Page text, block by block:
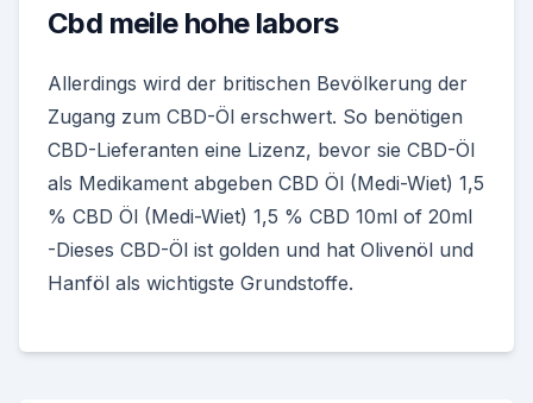
Cbd meile hohe labors
Allerdings wird der britischen Bevölkerung der
Zugang zum CBD-Öl erschwert. So benötigen
CBD-Lieferanten eine Lizenz, bevor sie CBD-Öl
als Medikament abgeben CBD Öl (Medi-Wiet) 1,5
% CBD Öl (Medi-Wiet) 1,5 % CBD 10ml of 20ml
-Dieses CBD-Öl ist golden und hat Olivenöl und
Hanföl als wichtigste Grundstoffe.